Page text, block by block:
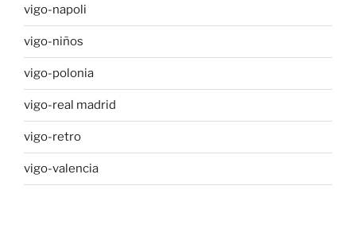
vigo-napoli
vigo-niños
vigo-polonia
vigo-real madrid
vigo-retro
vigo-valencia